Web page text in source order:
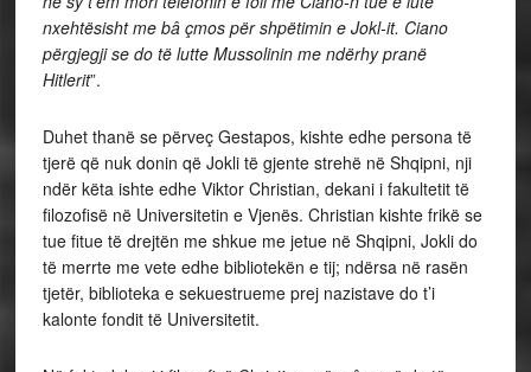
nxehtësisht me bâ çmos për shpëtimin e Jokl-it. Ciano
përgjegji se do të lutte Mussolinin me ndërhy pranë
Hitlerit”.
Duhet thanë se përveç Gestapos, kishte edhe persona të
tjerë që nuk donin që Jokli të gjente strehë në Shqipni, nji
ndër këta ishte edhe Viktor Christian, dekani i fakultetit të
filozofisë në Universitetin e Vjenës. Christian kishte frikë se
tue fitue të drejtën me shkue me jetue në Shqipni, Jokli do
të merrte me vete edhe bibliotekën e tij; ndërsa në rasën
tjetër, biblioteka e sekuestrueme prej nazistave do t’i
kalonte fondit të Universitetit.